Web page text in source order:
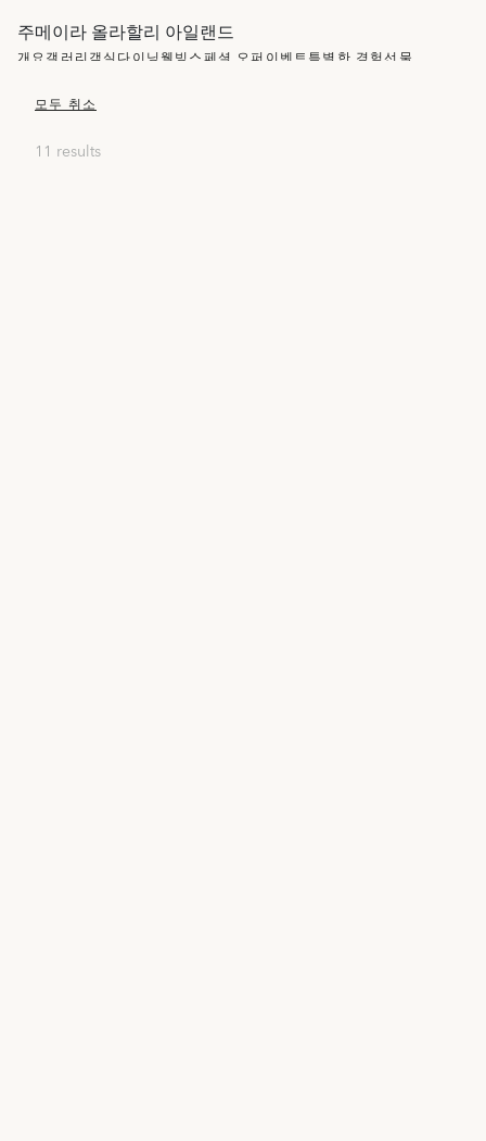
주메이라 올라할리 아일랜드
개요갤러리객실다이닝웰빙스페셜 오퍼이벤트특별한 경험선물
모두 취소
11 results